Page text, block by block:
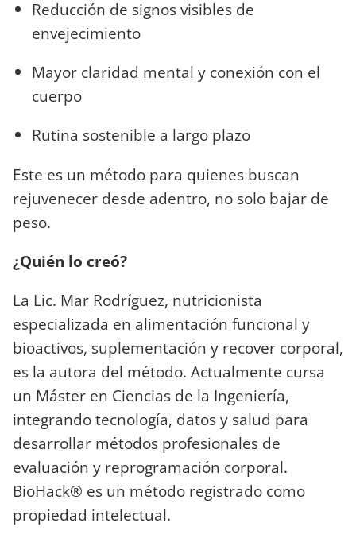
Reducción de signos visibles de
envejecimiento
Mayor claridad mental y conexión con el
cuerpo
Rutina sostenible a largo plazo
Este es un método para quienes buscan
rejuvenecer desde adentro, no solo bajar de
peso.
¿Quién lo creó?
La Lic. Mar Rodríguez, nutricionista
especializada en alimentación funcional y
bioactivos, suplementación y recover corporal,
es la autora del método. Actualmente cursa
un Máster en Ciencias de la Ingeniería,
integrando tecnología, datos y salud para
desarrollar métodos profesionales de
evaluación y reprogramación corporal.
BioHack® es un método registrado como
propiedad intelectual.